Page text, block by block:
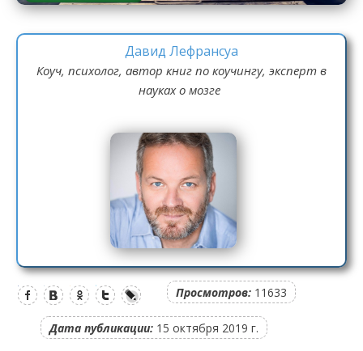
Давид Лефрансуа
Коуч, психолог, автор книг по коучингу, эксперт в
науках о мозге
Просмотров: 11633
Дата публикации: 15 октября 2019 г.